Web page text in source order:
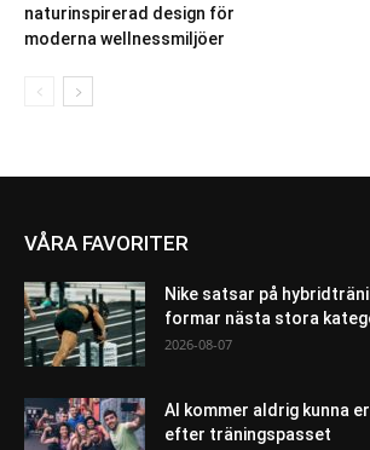
naturinspirerad design för
moderna wellnessmiljöer
VÅRA FAVORITER
Nike satsar på
formar nästa stora
2026-08-07
AI kommer aldrig kunna
efter träningspasset